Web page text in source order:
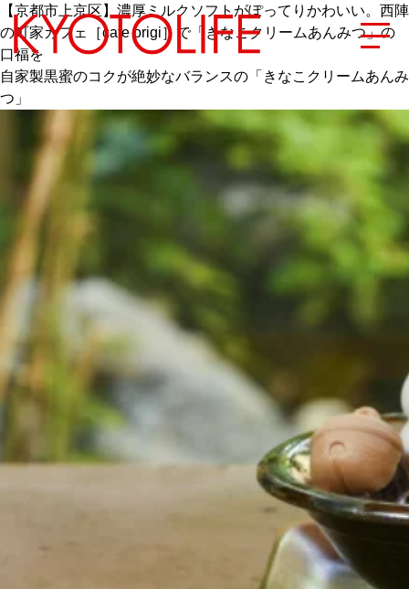
エリアから探す
地図から探す
カテゴリーから探す
SPECIAL
NEW OPEN
SERIES
CULTURE
ABOUT US
Instagram
チケットプレゼント応募
【京都市上京区】濃厚ミルクソフトがぽってりかわいい。西陣
の町家カフェ［cafe origi］で「きなこクリームあんみつ」の
口福を
自家製黒蜜のコクが絶妙なバランスの「きなこクリームあんみ
つ」